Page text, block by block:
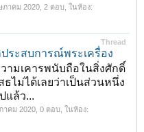
ภาคม 2020 , 2 ตอบ, ในห้อง:
Thread
ระสบการณ์พระเครื่อง
ามเคารพนับถือในสิ่งศักดิ์
ไม่ได้เลยว่าเป็นส่วนหนึ่ง
แล้ว...
าคม 2020 , 0 ตอบ, ในห้อง: